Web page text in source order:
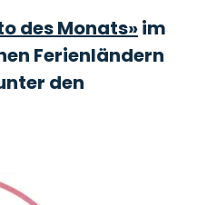
des Monats»im
Ferienländern
den